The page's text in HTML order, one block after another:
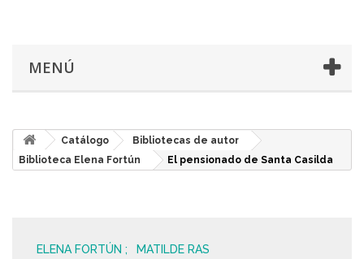
MENÚ
Catálogo
Bibliotecas de autor
Biblioteca Elena Fortún
El pensionado de Santa Casilda
ELENA FORTÚN MATILDE RAS